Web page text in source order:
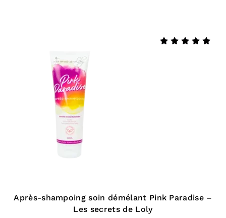
Après-shampoing soin démélant Pink Paradise –
Les secrets de Loly